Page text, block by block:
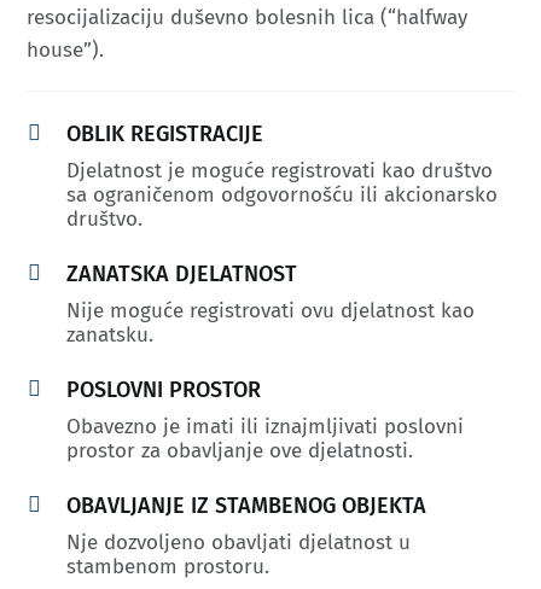
resocijalizaciju duševno bolesnih lica (“halfway
house”).
 OBLIK REGISTRACIJE
Djelatnost je moguće registrovati kao društvo
sa ograničenom odgovornošću ili akcionarsko
društvo.
 ZANATSKA DJELATNOST
Nije moguće registrovati ovu djelatnost kao
zanatsku.
 POSLOVNI PROSTOR
Obavezno je imati ili iznajmljivati poslovni
prostor za obavljanje ove djelatnosti.
 OBAVLJANJE IZ STAMBENOG OBJEKTA
Nje dozvoljeno obavljati djelatnost u
stambenom prostoru.